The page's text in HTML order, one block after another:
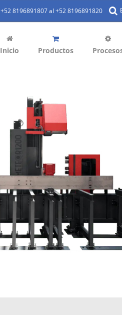
+52 8196891807 al +52 8196891820
Inicio Productos